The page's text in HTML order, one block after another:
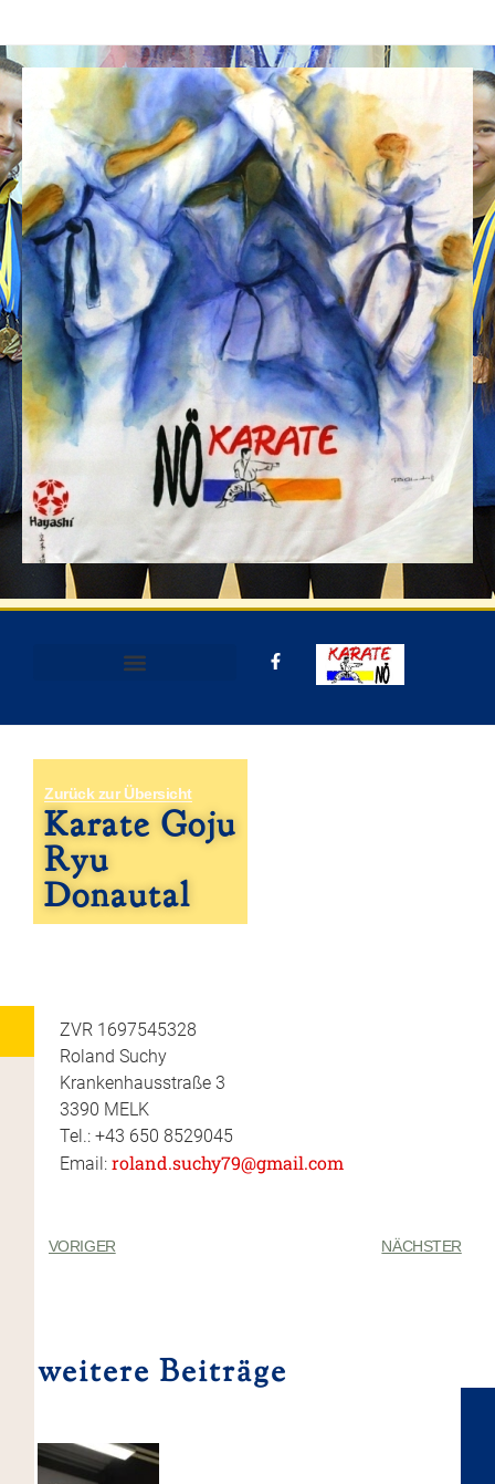
Zurück zur Übersicht
Karate Goju
Ryu
Donautal
ZVR 1697545328
Roland Suchy
Krankenhausstraße 3
3390 MELK
Tel.: +43 650 8529045
Email: roland.suchy79@gmail.com
VORIGER NÄCHSTER
weitere Beiträge